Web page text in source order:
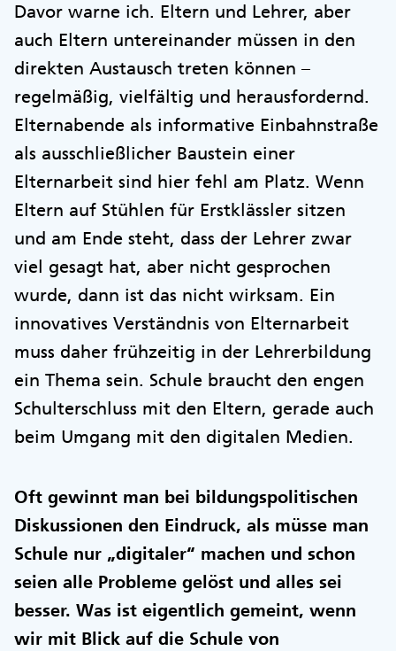
Davor warne ich. Eltern und Lehrer, aber
auch Eltern untereinander müssen in den
direkten Austausch treten können –
regelmäßig, vielfältig und herausfordernd.
Elternabende als informative Einbahnstraße
als ausschließlicher Baustein einer
Elternarbeit sind hier fehl am Platz. Wenn
Eltern auf Stühlen für Erstklässler sitzen
und am Ende steht, dass der Lehrer zwar
viel gesagt hat, aber nicht gesprochen
wurde, dann ist das nicht wirksam. Ein
innovatives Verständnis von Elternarbeit
muss daher frühzeitig in der Lehrerbildung
ein Thema sein. Schule braucht den engen
Schulterschluss mit den Eltern, gerade auch
beim Umgang mit den digitalen Medien.
Oft gewinnt man bei bildungspolitischen
Diskussionen den Eindruck, als müsse man
Schule nur „digitaler“ machen und schon
seien alle Probleme gelöst und alles sei
besser. Was ist eigentlich gemeint, wenn
wir mit Blick auf die Schule von